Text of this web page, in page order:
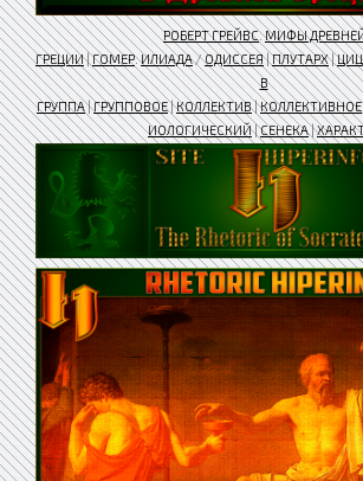
РОБЕРТ ГРЕЙВС.МИФЫ
ГРЕЦИИ|ГОМЕР.ИЛИАДА/ОДИССЕЯ|ПЛУТАРХ|
В
ГРУППА|ГРУППОВОЕ|КОЛЛЕКТИВ|КОЛЛЕКТИВНОЕ
ИОЛОГИЧЕСКИЙ|СЕНЕКА|